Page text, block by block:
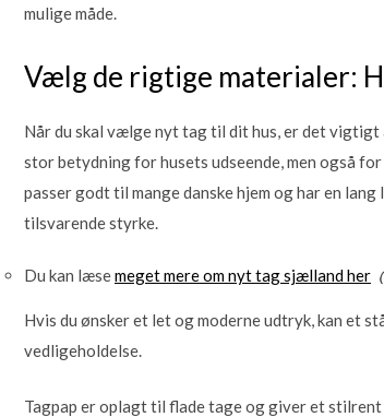
mulige måde.
Vælg de rigtige materialer:
Når du skal vælge nyt tag til dit hus, er det
stor betydning for husets udseende, men også
passer godt til mange danske hjem og har en
tilsvarende styrke.
Du kan læsemeget mere om nyt tag sjælland her
Hvis du ønsker et let og moderne udtryk, kan et
vedligeholdelse.
Tagpap er oplagt til flade tage og giver et